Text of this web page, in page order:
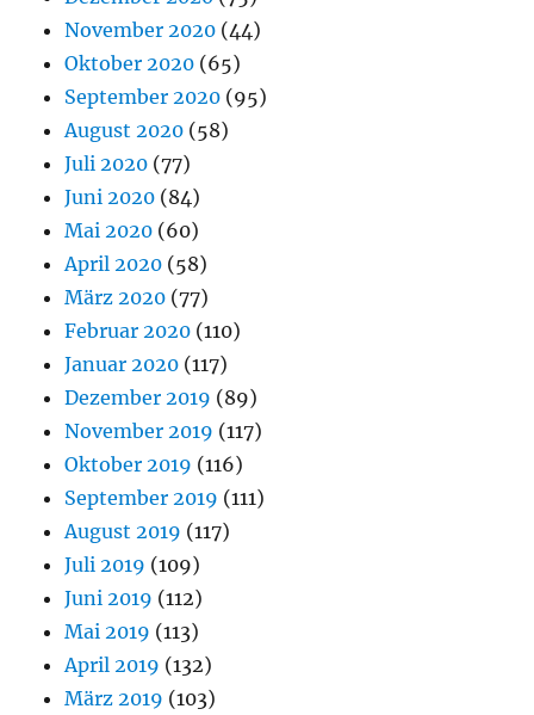
November 2020 (44)
Oktober 2020 (65)
September 2020 (95)
August 2020 (58)
Juli 2020 (77)
Juni 2020 (84)
Mai 2020 (60)
April 2020 (58)
März 2020 (77)
Februar 2020 (110)
Januar 2020 (117)
Dezember 2019 (89)
November 2019 (117)
Oktober 2019 (116)
September 2019 (111)
August 2019 (117)
Juli 2019 (109)
Juni 2019 (112)
Mai 2019 (113)
April 2019 (132)
März 2019 (103)